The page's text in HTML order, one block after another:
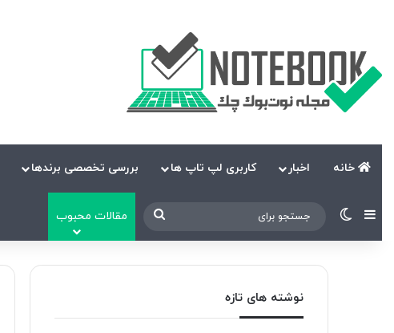
خانه اخبار کاربری لپ تاپ ها بررسی تخصصی برندها
نوارکناریتغییر پوسته
جستجو
برای
مقالات محبوب
نوشته های تازه